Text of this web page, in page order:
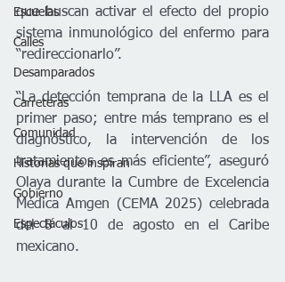
Escuelas
Calles
Desamparados
Carreteras
Comunidad
Historias que inspiran
Gobierno
Espectáculos
que buscan activar el efecto del propio
sistema inmunológico del enfermo para
“redireccionarlo”.
“La detección temprana de la LLA es el
primer paso; entre más temprano es el
diagnóstico, la intervención de los
tratamientos es más eficiente”, aseguró
Olaya durante la Cumbre de Excelencia
Médica Amgen (CEMA 2025) celebrada
del 8 al 10 de agosto en el Caribe
mexicano.